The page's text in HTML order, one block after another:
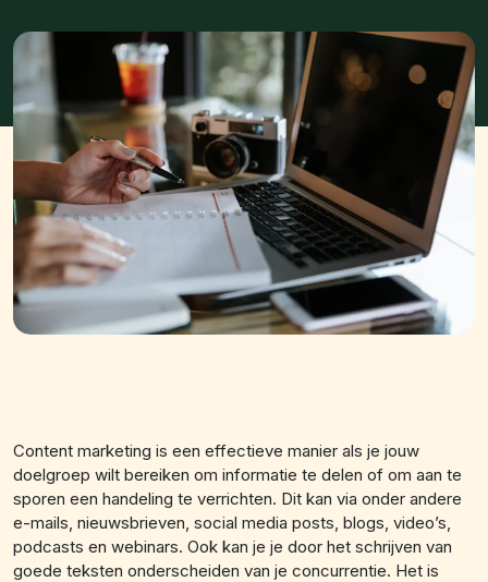
Content marketing is een effectieve manier als je jouw
doelgroep wilt bereiken om informatie te delen of om aan te
sporen een handeling te verrichten. Dit kan via onder andere
e-mails, nieuwsbrieven, social media posts, blogs, video’s,
podcasts en webinars. Ook kan je je door het schrijven van
goede teksten onderscheiden van je concurrentie. Het is